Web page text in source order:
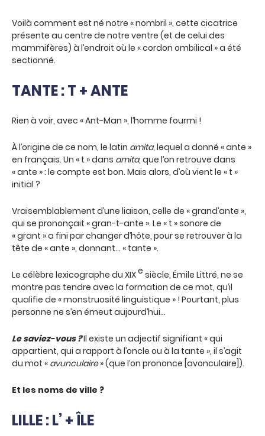
Voilà comment est né notre « nombril », cette cicatrice
présente au centre de notre ventre (et de celui des
mammifères) à l’endroit où le « cordon ombilical » a été
sectionné.
TANTE : T + ANTE
Rien à voir, avec « Ant-Man », l’homme fourmi !
À l’origine de ce nom, le latin amita, lequel a donné « ante »
en français. Un « t » dans amita, que l’on retrouve dans
« ante » : le compte est bon. Mais alors, d’où vient le « t »
initial ?
Vraisemblablement d’une liaison, celle de « grand’ante »,
qui se prononçait « gran-t-ante ». Le « t » sonore de
« grant » a fini par changer d’hôte, pour se retrouver à la
tête de « ante », donnant… « tante ».
Le célèbre lexicographe du XIXe siècle, Émile Littré, ne se
montre pas tendre avec la formation de ce mot, qu’il
qualifie de « monstruosité linguistique » ! Pourtant, plus
personne ne s’en émeut aujourd’hui…
Le saviez-vous ?Il existe un adjectif signifiant « qui
appartient, qui a rapport à l’oncle ou à la tante », il s’agit
du mot « avunculaire» (que l’on prononce [avonculaire]).
Et les noms de ville ?
LILLE : L’ + ÎLE